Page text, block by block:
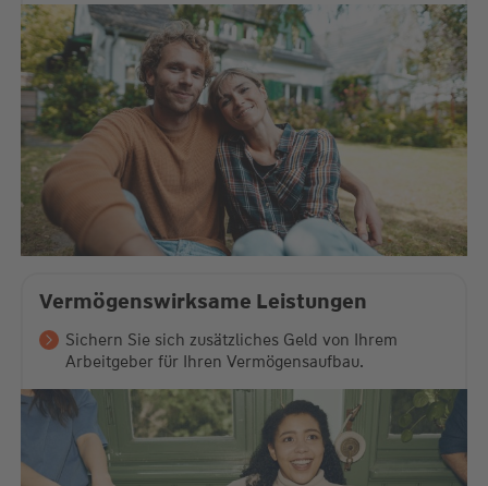
Vermögenswirksame Leistungen
Sichern Sie sich zusätzliches Geld von Ihrem
Arbeitgeber für Ihren Vermögensaufbau.